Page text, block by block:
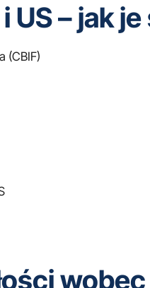
US – jak
(CBIF)
wobec